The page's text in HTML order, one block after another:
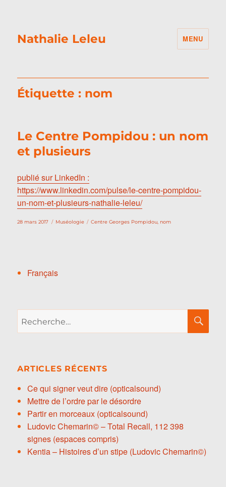
Nathalie Leleu MENU
Étiquette : nom
Le Centre Pompidou : un nom
et plusieurs
publié sur LinkedIn :
https://www.linkedin.com/pulse/le-centre-pompidou-
un-nom-et-plusieurs-nathalie-leleu/
Publié
28 mars 2017 Catégories
Muséologie Étiquettes
Centre Georges Pompidou nom
Français
pour :
ARTICLES RÉCENTS
Ce qui signer veut dire (opticalsound)
Mettre de l’ordre par le désordre
Partir en morceaux (opticalsound)
Ludovic Chemarin© – Total Recall, 112 398
signes (espaces compris)
Kentia – Histoires d’un stipe (Ludovic Chemarin©)